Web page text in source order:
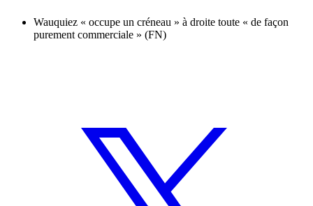
Wauquiez « occupe un créneau » à droite toute « de façon
purement commerciale » (FN)